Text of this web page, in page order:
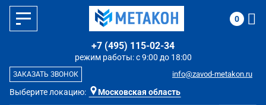
Выберите локацию: Московская область
режим работы: с 9:00 до 18:00
+7 (495) 115-02-34
info@zavod-metakon.ru
ЗАКАЗАТЬ ЗВОНОК
0